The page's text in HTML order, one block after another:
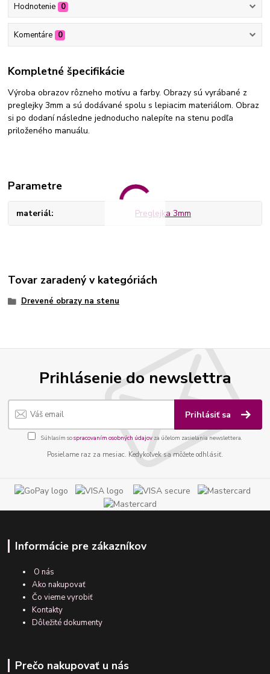
Hodnotenie 0
Komentáre 0
Kompletné špecifikácie
Výroba obrazov rôzneho motívu a farby. Obrazy sú vyrábané z
preglejky 3mm a sú dodávané spolu s lepiacim materiálom. Obraz
si po dodaní následne jednoducho nalepíte na stenu podľa
priloženého manuálu.
Parametre
materiál Preglejka 3mm
Tovar zaradený v kategóriách
Drevené obrazy na stenu
Prihlásenie do newslettra
Prihlásiť sa
Súhlasím sospracovaním osobných údajov za účelom zasielania newslettera.
Posielame raz za mesiac. Kedykoľvek sa môžete odhlásiť.
Informácie pre zákazníkov
O nás
Ako nakupovať
Čo vieme vyrobiť
Kontakty
Dôležité dokumenty
Prečo nakupovať u nás